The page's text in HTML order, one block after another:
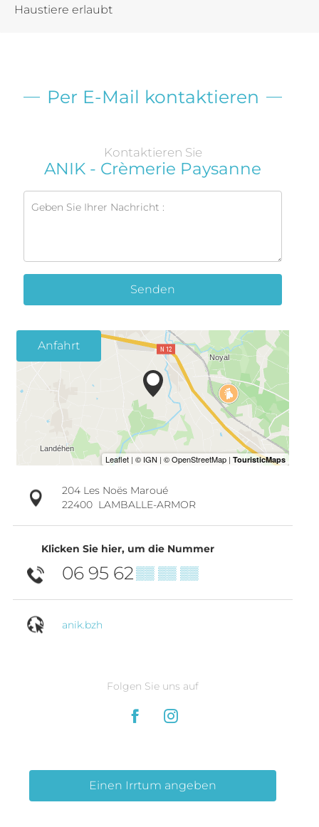
Haustiere erlaubt
Per E-Mail kontaktieren
Kontaktieren Sie
ANIK - Crèmerie Paysanne
Senden
Anfahrt
204 Les Noës Maroué
22400 LAMBALLE-ARMOR
Klicken Sie hier, um die Nummer
06 95 62▒▒ ▒▒ ▒▒
anik.bzh
Folgen Sie uns auf
Einen Irrtum angeben